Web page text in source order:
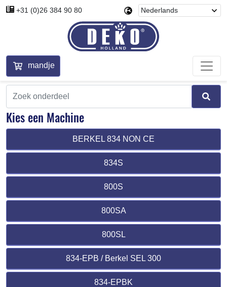
+31 (0)26 384 90 80
mandje
Kies een Machine
BERKEL 834 NON CE
834S
800S
800SA
800SL
834-EPB / Berkel SEL 300
834-EPBK